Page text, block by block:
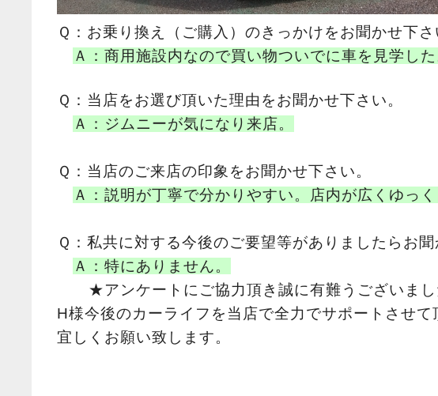
Ｑ：お乗り換え（ご購入）のきっかけをお聞かせ下さ
Ａ：商用施設内なので買い物ついでに車を見学した
Ｑ：当店をお選び頂いた理由をお聞かせ下さい。
Ａ：ジムニーが気になり来店。
Ｑ：当店のご来店の印象をお聞かせ下さい。
Ａ：説明が丁寧で分かりやすい。店内が広くゆっく
Ｑ：私共に対する今後のご要望等がありましたらお聞
Ａ：特にありません。
★アンケートにご協力頂き誠に有難うございまし
H様今後のカーライフを当店で全力でサポートさせ
宜しくお願い致します。